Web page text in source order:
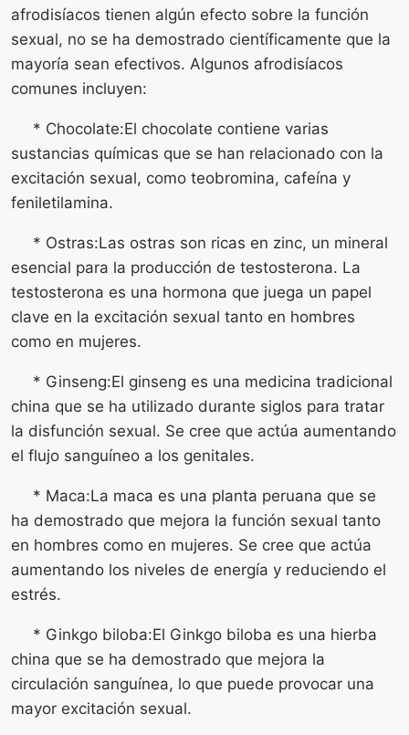
afrodisíacos tienen algún efecto sobre la función
sexual, no se ha demostrado científicamente que la
mayoría sean efectivos. Algunos afrodisíacos
comunes incluyen:
* Chocolate:El chocolate contiene varias
sustancias químicas que se han relacionado con la
excitación sexual, como teobromina, cafeína y
feniletilamina.
* Ostras:Las ostras son ricas en zinc, un mineral
esencial para la producción de testosterona. La
testosterona es una hormona que juega un papel
clave en la excitación sexual tanto en hombres
como en mujeres.
* Ginseng:El ginseng es una medicina tradicional
china que se ha utilizado durante siglos para tratar
la disfunción sexual. Se cree que actúa aumentando
el flujo sanguíneo a los genitales.
* Maca:La maca es una planta peruana que se
ha demostrado que mejora la función sexual tanto
en hombres como en mujeres. Se cree que actúa
aumentando los niveles de energía y reduciendo el
estrés.
* Ginkgo biloba:El Ginkgo biloba es una hierba
china que se ha demostrado que mejora la
circulación sanguínea, lo que puede provocar una
mayor excitación sexual.